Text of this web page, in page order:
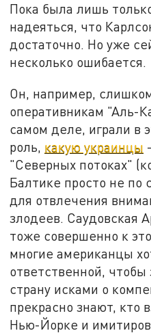
Пока была лишь
надеяться, что
достаточно. Но уже
несколько ошибается.
Он, например,
оперативникам "Аль-
самом деле, играли в
роль, какую украинцы
"Северных потоках"
Балтике просто не
для отвлечения
злодеев. Саудовская
тоже совершенно к
многие американцы
ответственной, чтобы
страну исками о
прекрасно знают, кто
Нью-Йорке и